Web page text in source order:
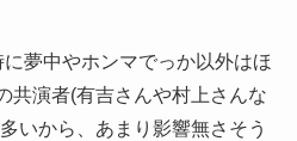
夢中やホンマでっか以外はほ
共演者(有吉さんや村上さんな
いから、あまり影響無さそう